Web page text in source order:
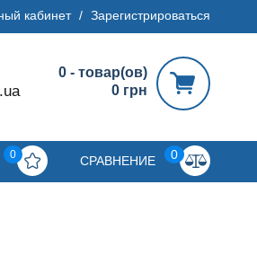
кабинет / Зарегистрироваться
0 - товар(ов)
0 грн
0 СРАВНЕНИЕ 0